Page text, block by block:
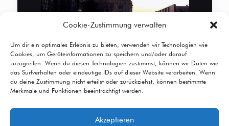
Cookie-Zustimmung verwalten
Um dir ein optimales Erlebnis zu bieten, verwenden wir Technologien wie
Cookies, um Geräteinformationen zu speichern und/oder darauf
zuzugreifen. Wenn du diesen Technologien zustimmst, können wir Daten wie
das Surfverhalten oder eindeutige IDs auf dieser Website verarbeiten. Wenn
du deine Zustimmung nicht erteilst oder zurückziehst, können bestimmte
Merkmale und Funktionen beeinträchtigt werden.
Akzeptieren